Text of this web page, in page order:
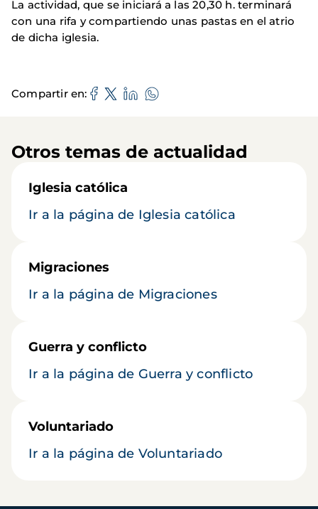
La actividad, que se iniciará a las 20,30 h. terminará
con una rifa y compartiendo unas pastas en el atrio
de dicha iglesia.
Compartir en
Otros temas de actualidad
Iglesia católica
Ir a la página de Iglesia católica
Migraciones
Ir a la página de Migraciones
Guerra y conflicto
Ir a la página de Guerra y conflicto
Voluntariado
Ir a la página de Voluntariado